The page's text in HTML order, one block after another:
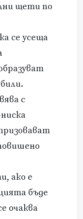
щети по
се усеща
с
ако е
бъде
очаква